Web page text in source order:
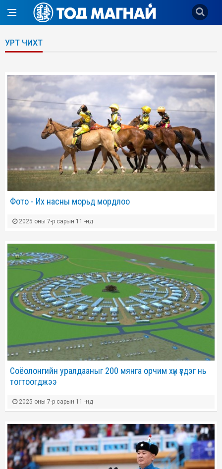
УРТ ЧИХТ
Фото - Их насны морьд мордлоо
2025 оны 7-р сарын 11 -нд
Соёолонгийн уралдааныг 200 мянга орчим хүн үздэг нь
тогтоогджээ
2025 оны 7-р сарын 11 -нд